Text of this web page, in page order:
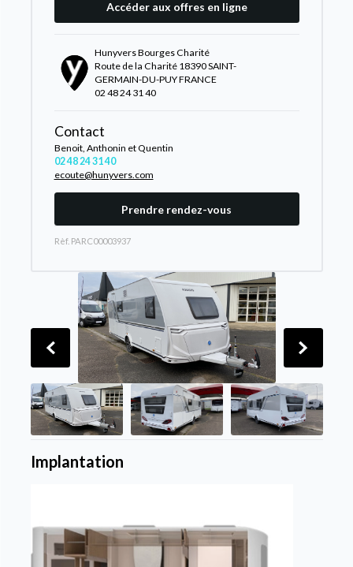
Accéder aux offres en ligne
Hunyvers Bourges Charité
Route de la Charité 18390 SAINT-
GERMAIN-DU-PUY FRANCE
02 48 24 31 40
Contact
Benoit, Anthonin et Quentin
02 48 24 31 40
ecoute@hunyvers.com
Prendre rendez-vous
Rèf. PARC00003937
Implantation